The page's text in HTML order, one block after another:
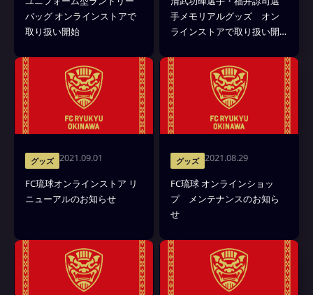
バッグ オンラインストアで
取り扱い開始
手メモリアルグッズ オン
ラインストアで取り扱い開
グッズ 2021.09.01
FC琉球オンラインストア リ
ニューアルのお知らせ
グッズ 2021.08.29
FC琉球 オンラインショッ
プ メンテナンスのお知ら
せ